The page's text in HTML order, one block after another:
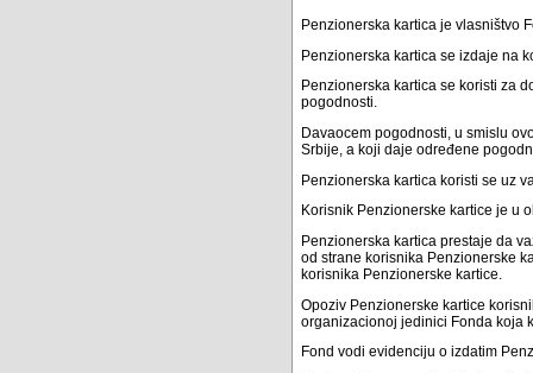
Penzionerska kartica je vlasništvo
Penzionerska kartica se izdaje na
Penzionerska kartica se koristi za
pogodnosti.
Davaocem pogodnosti, u smislu
Srbije, a koji daje određene
Penzionerska kartica koristi se uz
Korisnik Penzionerske kartice je u
Penzionerska kartica prestaje da
od strane korisnika Penzionerske
korisnika Penzionerske kartice.
Opoziv Penzionerske kartice
organizacionoj jedinici Fonda koja
Fond vodi evidenciju o izdatim